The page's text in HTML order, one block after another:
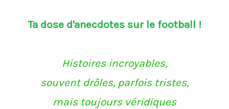
Ta dose d'anecdotes sur le football !
Histoires incroyables,
souvent drôles, parfois tristes,
mais toujours véridiques